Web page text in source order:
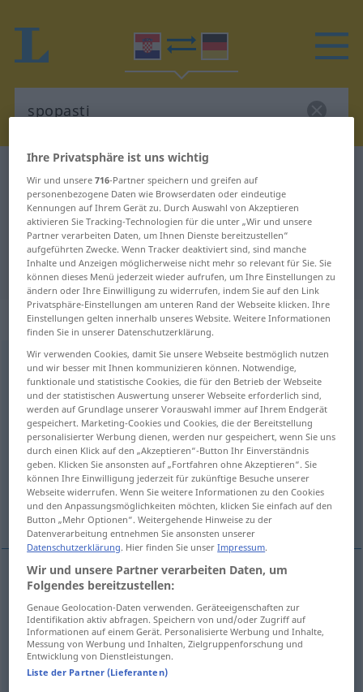
Kroatisch-Deutsch Übersetzung für
"spopasti"
"spopasti" Deutsch Übersetzung
„spopasti“
spopasti <-dnem;-pao>(-padati)
Übersicht aller Übersetzungen
(Für mehr Details die Übersetzung anklicken/antippen)
erfassen, fassen, anfassen, packen, befallen,
ergreifen
überkommen
erfassen,fassen,anfassen,
befallen,ergreifen spopasti
überkommen spopastijeza
Ihre Privatsphäre ist uns wichtig
Wir und unsere716-Partner speichern und greifen auf
personenbezogene Daten wie Browserdaten oder eindeutige
Kennungen auf Ihrem Gerät zu. Durch Auswahl von Akzeptieren
aktivieren Sie Tracking-Technologien für die unter „Wir und unsere
Partner verarbeiten Daten, um Ihnen Dienste bereitzustellen“
aufgeführten Zwecke. Wenn Tracker deaktiviert sind, sind manche
Inhalte und Anzeigen möglicherweise nicht mehr so relevant für Sie. Sie
können dieses Menü jederzeit wieder aufrufen, um Ihre Einstellungen zu
ändern oder Ihre Einwilligung zu widerrufen, indem Sie auf den Link
Privatsphäre-Einstellungen am unteren Rand der Webseite klicken. Ihre
Einstellungen gelten innerhalb unseres Website. Weitere Informationen
finden Sie in unserer Datenschutzerklärung.
Wir verwenden Cookies, damit Sie unsere Webseite bestmöglich nutzen
und wir besser mit Ihnen kommunizieren können. Notwendige,
funktionale und statistische Cookies, die für den Betrieb der Webseite
und der statistischen Auswertung unserer Webseite erforderlich sind,
werden auf Grundlage unserer Vorauswahl immer auf Ihrem Endgerät
gespeichert. Marketing-Cookies und Cookies, die der Bereitstellung
personalisierter Werbung dienen, werden nur gespeichert, wenn Sie uns
durch einen Klick auf den „Akzeptieren“-Button Ihr Einverständnis
geben. Klicken Sie ansonsten auf „Fortfahren ohne Akzeptieren“. Sie
können Ihre Einwilligung jederzeit für zukünftige Besuche unserer
Webseite widerrufen. Wenn Sie weitere Informationen zu den Cookies
und den Anpassungsmöglichkeiten möchten, klicken Sie einfach auf den
Button „Mehr Optionen“. Weitergehende Hinweise zu der
Datenverarbeitung entnehmen Sie ansonsten unserer
Datenschutzerklärung. Hier finden Sie unserImpressum.
Wir und unsere Partner verarbeiten Daten, um
Folgendes bereitzustellen:
Genaue Geolocation-Daten verwenden. Geräteeigenschaften zur
Identifikation aktiv abfragen. Speichern von und/oder Zugriff auf
Informationen auf einem Gerät. Personalisierte Werbung und Inhalte,
Messung von Werbung und Inhalten, Zielgruppenforschung und
Entwicklung von Dienstleistungen.
Liste der Partner (Lieferanten)